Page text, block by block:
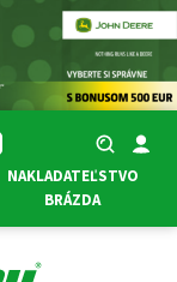
NAKLADATEĽSTVO
BRÁZDA